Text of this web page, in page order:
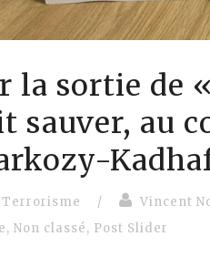
la sortie de «
sauver, au
Terrorisme / Vincent
, Non classé, Post Slider